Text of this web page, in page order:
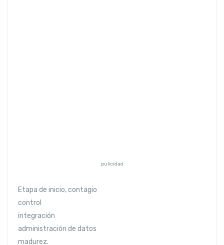
pulicidad
Etapa de inicio, contagio
control
integración
administración de datos
madurez.